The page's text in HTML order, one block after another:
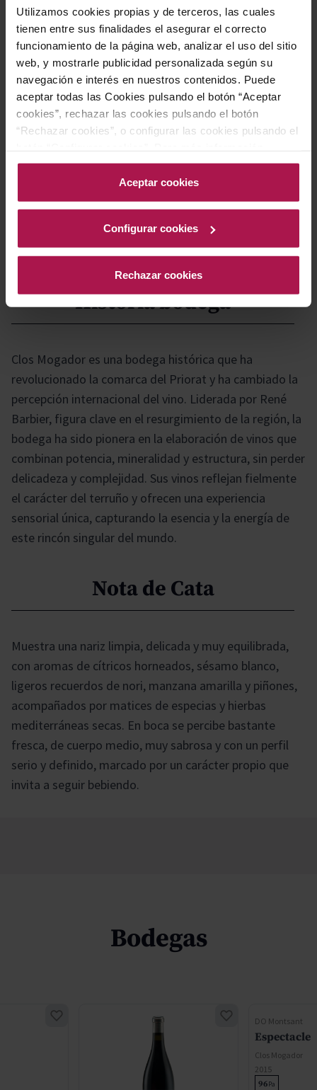
Utilizamos cookies propias y de terceros, las cuales
tienen entre sus finalidades el asegurar el correcto
funcionamiento de la página web, analizar el uso del sitio
web, y mostrarle publicidad personalizada según su
navegación e interés en nuestros contenidos. Puede
aceptar todas las Cookies pulsando el botón “Aceptar
cookies”, rechazar las cookies pulsando el botón
“Rechazar cookies”, o configurar las cookies pulsando el
acceda a nuestra Política de Cookies.Para más
información acceda a nuestraPolítica de Cookies
Aceptar cookies
Configurar cookies
Rechazar cookies
con gran carácter. El resultado es un vino armonioso,
ideal para acompañar la cocina catalana de alto nivel y
con un destacado potencial de guarda, capaz de ganar
complejidad con el paso del tiempo en botella.
Gastronomía
escabeche, encuentran en Nelin un acompañante ideal,
ya que su estructura y frescor respetan la delicadeza
del marisco y realzan los matices salinos y ligeramente
ácidos del plato.
Historia bodega
Clos Mogador es una bodega histórica que ha
revolucionado la comarca del Priorat y ha cambiado la
percepción internacional del vino. Liderada por René
Barbier, figura clave en el resurgimiento de la región, la
bodega ha sido pionera en la elaboración de vinos que
combinan potencia, mineralidad y estructura, sin perder
delicadeza y complejidad. Sus vinos reflejan fielmente
el carácter del terruño y ofrecen una experiencia
sensorial única, capturando la esencia y la energía de
este rincón singular del mundo.
Nota de Cata
Muestra una nariz limpia, delicada y muy equilibrada,
con aromas de cítricos horneados, sésamo blanco,
ligeros recuerdos de nori, manzana amarilla y piñones,
acompañados por matices de especias y hierbas
mediterráneas secas. En boca se percibe bastante
fresca, de cuerpo medio, muy sabrosa y con un perfil
serio y definido, marcado por un carácter propio que
invita a seguir bebiendo.
Bodegas
DO Montsant
Espectacle
Clos Mogador
2015
96Pa